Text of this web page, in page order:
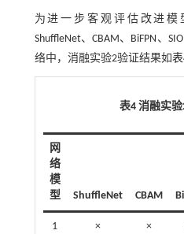
为进一步客观评估改进模型
ShuffleNet、CBAM、BiFPN、
络中，消融实验2验证结果如
表4 消融实验
网
络
模
型
ShuffleNet CBAM
1 × ×